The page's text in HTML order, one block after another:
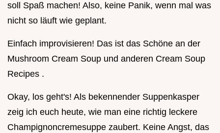
soll Spaß machen! Also, keine Panik, wenn mal was
nicht so läuft wie geplant.
Einfach improvisieren! Das ist das Schöne an der
Mushroom Cream Soup und anderen Cream Soup
Recipes .
Okay, los geht's! Als bekennender Suppenkasper
zeig ich euch heute, wie man eine richtig leckere
Champignoncremesuppe zaubert. Keine Angst, das